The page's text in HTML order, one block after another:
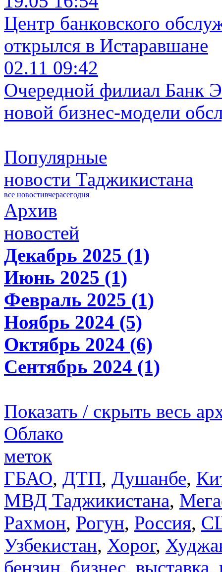
Центр банковского
открылся в Истаравшане
02.11 09:42
Очередной филиал Банк
новой бизнес-модели
Популярные
новости Таджикистана
все новостивчерасегодня
Архив
новостей
Декабрь 2025 (1)
Июнь 2025 (1)
Февраль 2025 (1)
Ноябрь 2024 (5)
Октябрь 2024 (6)
Сентябрь 2024 (1)
Показать / скрыть весь
Облако
меток
ГБАО, ДТП, Душанбе,
МВД Таджикистана,
Рахмон, Рогун, Россия,
Узбекистан, Хорог,
бензин, бизнес, выставка,